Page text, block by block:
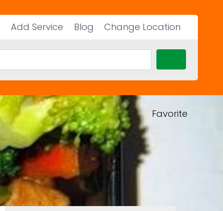
Add Service Blog Change Location
Favorite